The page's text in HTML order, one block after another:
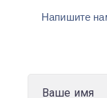
Напишите